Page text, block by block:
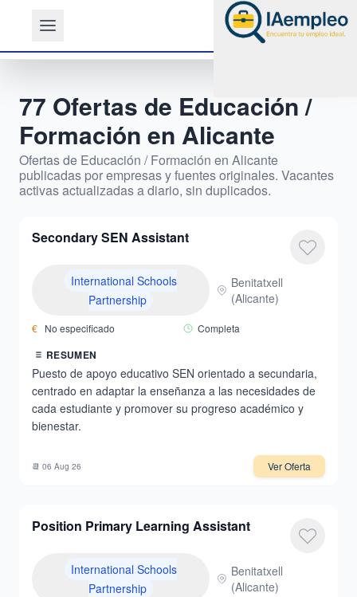
77 Ofertas de Educación /
Formación en Alicante
Ofertas de Educación / Formación en Alicante
publicadas por empresas y fuentes originales. Vacantes
activas actualizadas a diario, sin duplicados.
Secondary SEN Assistant
International Schools
Partnership
Benitatxell
(Alicante)
€ No especificado Completa
RESUMEN
Puesto de apoyo educativo SEN orientado a secundaria,
centrado en adaptar la enseñanza a las necesidades de
cada estudiante y promover su progreso académico y
bienestar.
📆 06 Aug 26 Ver Oferta
Position Primary Learning Assistant
International Schools
Partnership
Benitatxell
(Alicante)